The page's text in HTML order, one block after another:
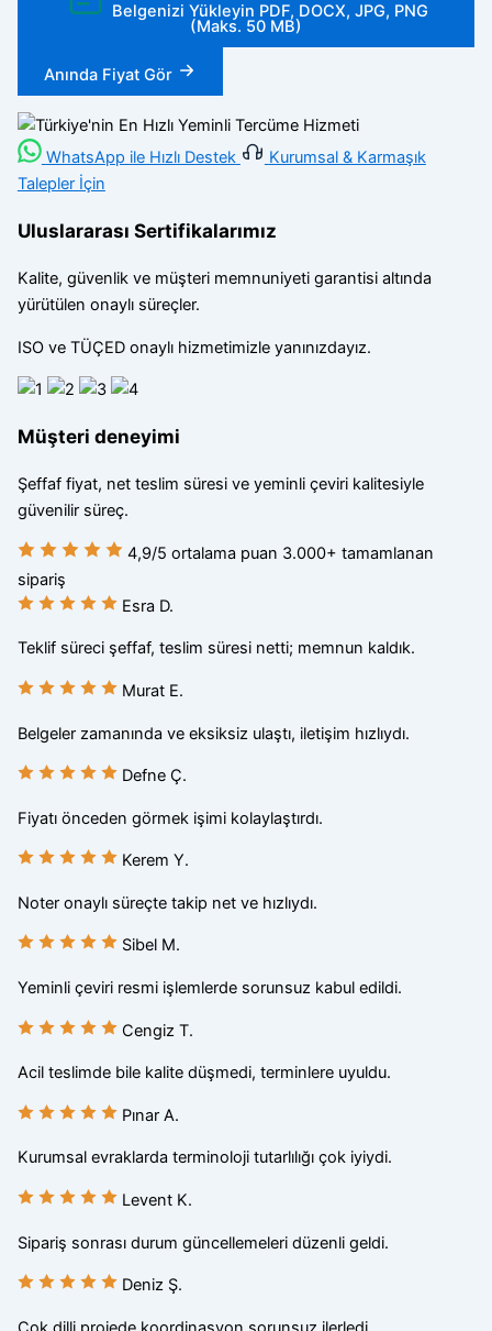
Belgenizi Yükleyin PDF, DOCX, JPG, PNG
(Maks. 50 MB)
Anında Fiyat Gör
WhatsApp ile Hızlı Destek
Kurumsal & Karmaşık
Talepler İçin
Uluslararası Sertifikalarımız
Kalite, güvenlik ve müşteri memnuniyeti garantisi altında
yürütülen onaylı süreçler.
ISO ve TÜÇED onaylı hizmetimizle yanınızdayız.
Müşteri deneyimi
Şeffaf fiyat, net teslim süresi ve yeminli çeviri kalitesiyle
güvenilir süreç.
4,9/5 ortalama puan 3.000+ tamamlanan
sipariş
Esra D.
Teklif süreci şeffaf, teslim süresi netti; memnun kaldık.
Murat E.
Belgeler zamanında ve eksiksiz ulaştı, iletişim hızlıydı.
Defne Ç.
Fiyatı önceden görmek işimi kolaylaştırdı.
Kerem Y.
Noter onaylı süreçte takip net ve hızlıydı.
Sibel M.
Yeminli çeviri resmi işlemlerde sorunsuz kabul edildi.
Cengiz T.
Acil teslimde bile kalite düşmedi, terminlere uyuldu.
Pınar A.
Kurumsal evraklarda terminoloji tutarlılığı çok iyiydi.
Levent K.
Sipariş sonrası durum güncellemeleri düzenli geldi.
Deniz Ş.